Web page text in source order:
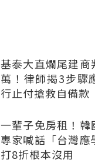
基泰大直爛尾建商
萬！律師揭3步驟
行止付搶救自備款
一輩子免房租！韓
專家喊話「台灣
打8折根本沒用